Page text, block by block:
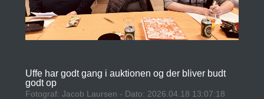
Uffe har godt gang i auktionen og der bliver budt
godt op
Fotograf: Jacob Laursen - Dato: 2026.04.18 13:07:18